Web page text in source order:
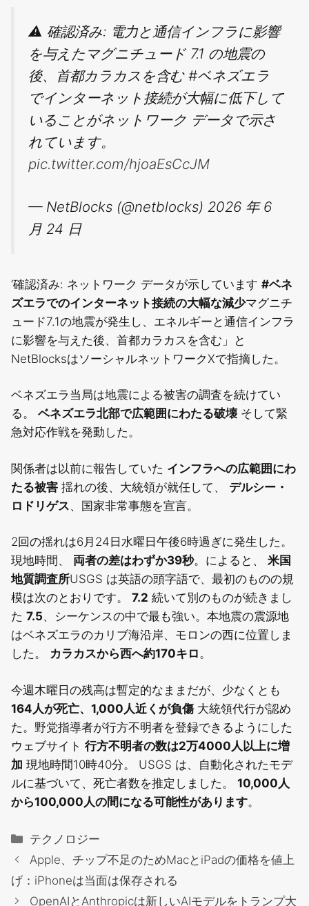
⚠️ 確認済み: 電力と通信インフラに影響
を与えたマグニチュード 7.1 の地震の
後、首都カラカスを含む #ベネズエラ
でインターネット接続が大幅に低下して
いることがネットワーク データで示さ
れています。
pic.twitter.com/hjoaEsCcJM
— NetBlocks (@netblocks) 2026 年 6
月 24 日
‘確認済み: ネットワーク データが示しています #ベネ
ズエラでのインターネット接続の大幅な減少マグニチ
ュード7.1の地震が発生し、エネルギーと通信インフラ
に影響を与えた後、首都カラカスを含む」と
NetBlocksはソーシャルネットワークXで指摘した。
ベネズエラ当局は地震による被害の調査を続けてい
る。 ベネズエラ北部で広範囲にわたる破壊そして緊
急対応作戦を発動した。
関係者は以前に報告していた インフラへの広範囲にわ
たる被害 揺れの後、大統領が就任して、 デルシー・
ロドリゲス、国家非常事態を宣言。
2回の揺れは6月24日水曜日午後6時過ぎに発生した。
現地時間、 両者の差はわずか39秒。によると、 米国
地質調査所USGS は英語の頭字語で、最初のものの規
模は次のとおりです。 7.2 続いて別のものが続きまし
た 7.5、シーケンスの中で最も強い。本地震の震源地
はベネズエラのカリブ海沿岸、モロンの西に位置しま
した。 カラカスから西へ約170キロ。
今週木曜日の残高は暫定的なままだが、少なくとも
164人が死亡、1,000人近くが負傷大統領代行が認め
た。野党指導者が行方不明者を登録できるようにした
ウェブサイト 行方不明者の数は2万4000人以上に増
加 現地時間10時40分。 USGS は、自動化されたモデ
ルに基づいて、死亡者数を推定しました。 10,000人
から100,000人の間になる可能性があります。
カ
テ
ゴ
リ
テクノロジー
Apple、チップ不足のためMacとiPadの価格を値上
げ：iPhoneは当面は保存される
OpenAIとAnthropicは新しいAIモデルをトランプ大